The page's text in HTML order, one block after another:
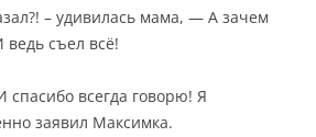
– удивилась мама, — А зачем
ведь съел всё!
спасибо всегда говорю! Я
заявил Максимка.